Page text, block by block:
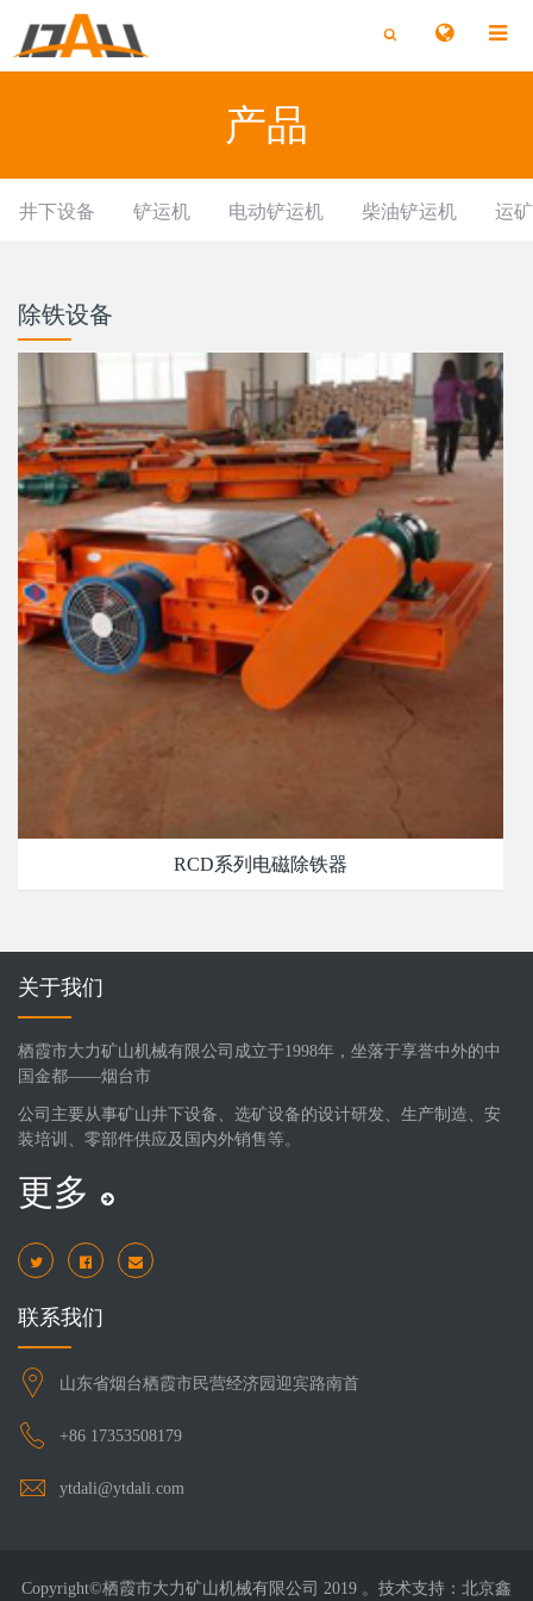
切
换
搜
切
换
产品
井下设备 铲运机 电动铲运机 柴油铲运机 运
除铁设备
RCD系列电磁除铁器
关于我们
栖霞市大力矿山机械有限公司成立于1998年，坐落于享誉中外的中
国金都——烟台市
公司主要从事矿山井下设备、选矿设备的设计研发、生产制造、安
装培训、零部件供应及国内外销售等。
更多
联系我们
山东省烟台栖霞市民营经济园迎宾路南首
+86 17353508179
ytdali@ytdali.com
Copyright©栖霞市大力矿山机械有限公司 2019 。技术支持：北京鑫